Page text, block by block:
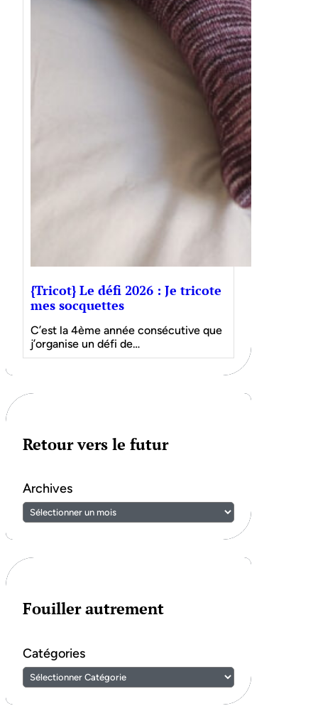
{Tricot} Le défi 2026 : Je tricote
mes socquettes
C’est la 4ème année consécutive que
j’organise un défi de…
Retour vers le futur
Archives
Fouiller autrement
Catégories